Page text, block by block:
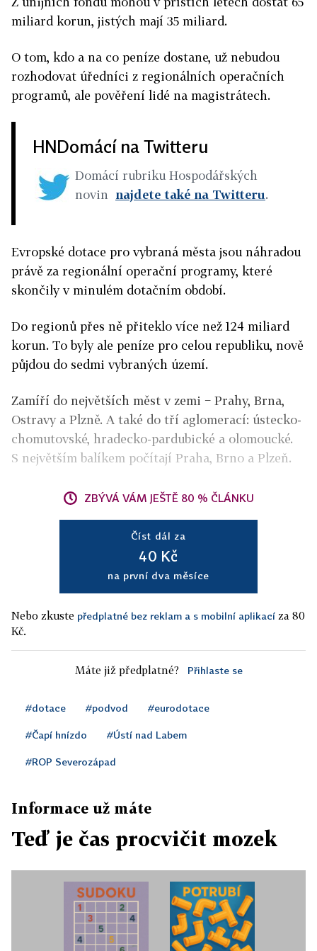
miliard korun, jistých mají 35 miliard.
O tom, kdo a na co peníze dostane, už nebudou
rozhodovat úředníci z regionálních operačních
programů, ale pověření lidé na magistrátech.
HNDomácí na Twitteru
Domácí rubriku Hospodářských
novin najdete také na Twitteru.
Evropské dotace pro vybraná města jsou náhradou
právě za regionální operační programy, které
skončily v minulém dotačním období.
Do regionů přes ně přiteklo více než 124 miliard
korun. To byly ale peníze pro celou republiku, nově
půjdou do sedmi vybraných území.
Zamíří do největších měst v zemi − Prahy, Brna,
Ostravy a Plzně. A také do tří aglomerací: ústecko-
chomutovské, hradecko-pardubické a olomoucké.
S největším balíkem počítají Praha, Brno a Plzeň.
ZBÝVÁ VÁM JEŠTĚ 80 % ČLÁNKU
Číst dál za
40 Kč
na první dva měsíce
Nebo zkuste předplatné bez reklam a s mobilní aplikací za 80
Kč.
Máte již předplatné? Přihlaste se
#dotace #podvod #eurodotace
#Čapí hnízdo #Ústí nad Labem
#ROP Severozápad
Informace už máte
Teď je čas procvičit mozek